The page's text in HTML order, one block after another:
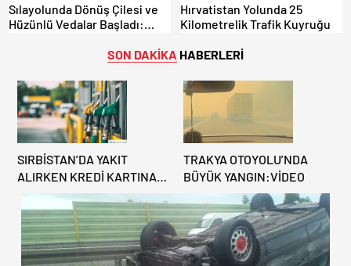
Sılayolunda Dönüş Çilesi ve
Hüzünlü Vedalar Başladı:
Hırvatistan Yolunda 25
Kilometrelik Trafik Kuyruğu
SON DAKİKA HABERLERİ
SIRBİSTAN’DA YAKIT
ALIRKEN KREDİ KARTINA
DİKKAT: MAĞDUR
OLMAYIN!
TRAKYA OTOYOLU’NDA
BÜYÜK YANGIN:VİDEO